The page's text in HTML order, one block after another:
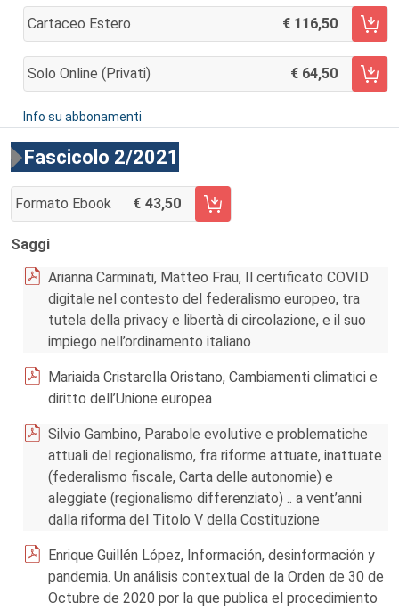
Cartaceo Estero 116,50
AGGIUNGI AL CARRELLO
Solo Online (privati) 64,50
AGGIUNGI AL CARRELLO
Info su abbonamenti
Fascicolo 2/2021
Formato Ebook 43,50
AGGIUNGI AL CARRELLO FASCICOLO 2/2021
Saggi
Arianna Carminati, Matteo Frau, Il certificato COVID
digitale nel contesto del federalismo europeo, tra
tutela della privacy e libertà di circolazione, e il suo
impiego nell’ordinamento italiano
Mariaida Cristarella Oristano, Cambiamenti climatici e
diritto dell’Unione europea
Silvio Gambino, Parabole evolutive e problematiche
attuali del regionalismo, fra riforme attuate, inattuate
(federalismo fiscale, Carta delle autonomie) e
aleggiate (regionalismo differenziato) .. a vent’anni
dalla riforma del Titolo V della Costituzione
Enrique Guillén López, Información, desinformación y
pandemia. Un análisis contextual de la Orden de 30 de
Octubre de 2020 por la que publica el procedimiento